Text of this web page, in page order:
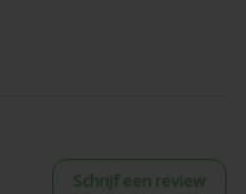
Schrijf een review